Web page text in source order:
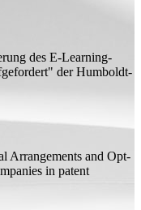
des E-Learning-
der Humboldt-
Arrangements and Opt-
in patent